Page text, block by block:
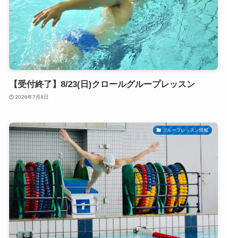
【受付終了】8/23(日)クロールグループレッスン
2026年7月8日
グループレッスン情報